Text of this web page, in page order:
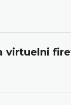
virtuelni